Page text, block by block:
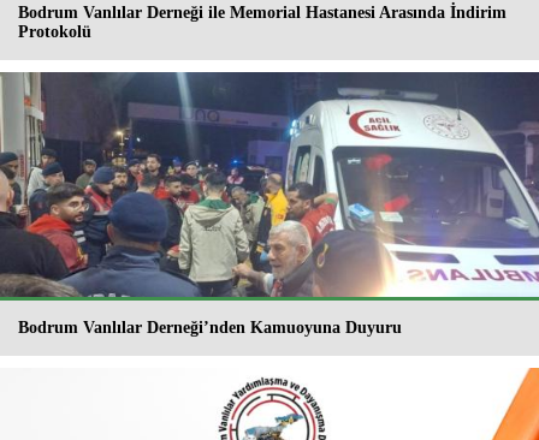
Bodrum Vanlılar Derneği ile Memorial Hastanesi Arasında İndirim
Protokolü
Bodrum Vanlılar Derneği’nden Kamuoyuna Duyuru